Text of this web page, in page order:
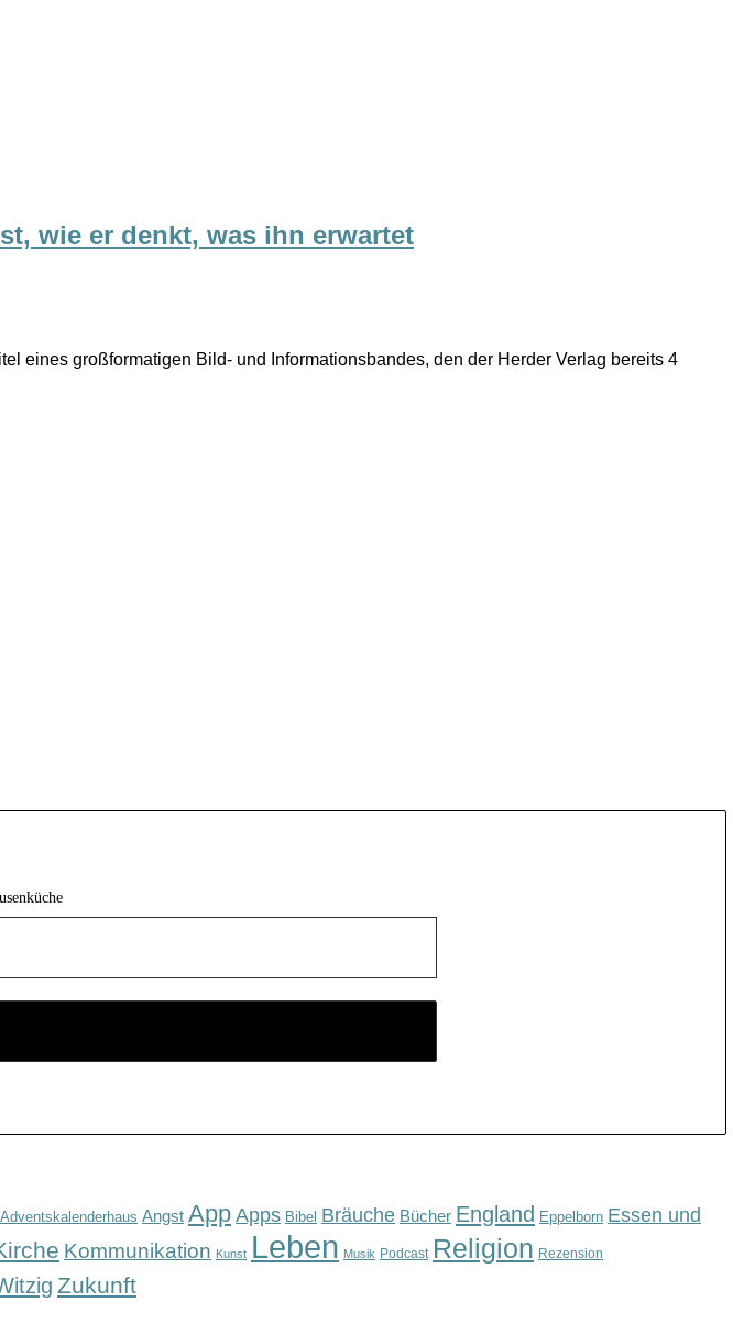
wie er denkt, was ihn erwartet
eines großformatigen Bild- und Informationsbandes, den der Herder Verlag bereits 4
Adventskalenderhaus Angst App Apps Bibel Bräuche Bücher England Eppelborn Essen und
Kommunikation Kunst Leben Musik Podcast Religion Rezension
Zukunft